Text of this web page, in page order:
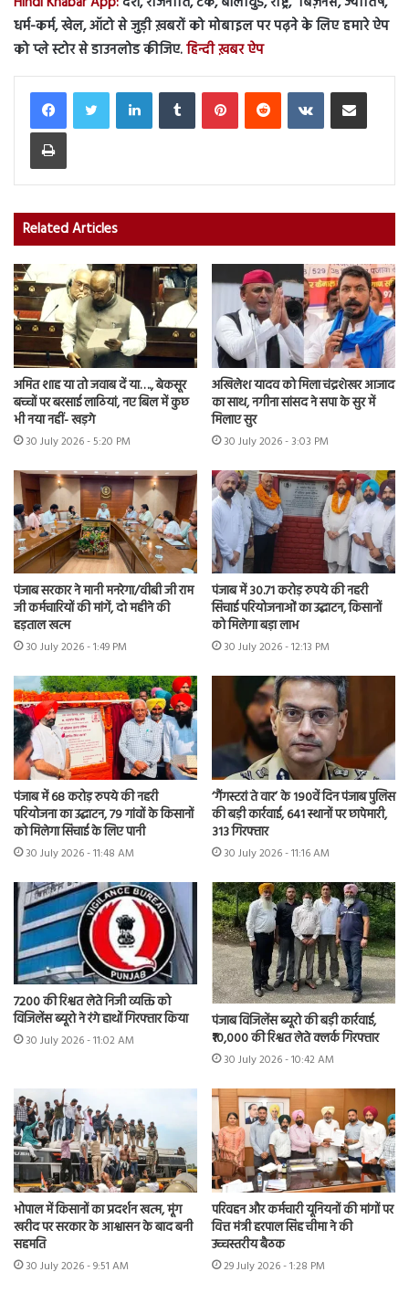
धर्म-कर्म, खेल, ऑटो से जुड़ी ख़बरों को मोबाइल पर पढ़ने के लिए हमारे ऐप
को प्ले स्टोर से डाउनलोड कीजिए.हिन्दी ख़बर ऐप
LinkedInTumblr PinterestReddit VKontakteShare via Email
Print
Related Articles
अमित शाह या तो जवाब दें या…., बेकसूर
बच्चों पर बरसाई लाठियां, नए बिल में कुछ
भी नया नहीं- खड़गे
30 July 2026 - 5:20 PM
अखिलेश यादव को मिला चंद्रशेखर आजाद
का साथ, नगीना सांसद ने सपा के सुर में
मिलाए सुर
30 July 2026 - 3:03 PM
पंजाब सरकार ने मानी मनरेगा/वीबी जी राम
जी कर्मचारियों की मांगें, दो महीने की
हड़ताल खत्म
30 July 2026 - 1:49 PM
पंजाब में 30.71 करोड़ रुपये की नहरी
सिंचाई परियोजनाओं का उद्घाटन, किसानों
को मिलेगा बड़ा लाभ
30 July 2026 - 12:13 PM
पंजाब में 68 करोड़ रुपये की नहरी
परियोजना का उद्घाटन, 79 गांवों के किसानों
को मिलेगा सिंचाई के लिए पानी
30 July 2026 - 11:48 AM
‘गैंगस्टरां ते वार’ के 190वें दिन पंजाब पुलिस
की बड़ी कार्रवाई, 641 स्थानों पर छापेमारी,
313 गिरफ्तार
30 July 2026 - 11:16 AM
7200 की रिश्वत लेते निजी व्यक्ति को
विजिलेंस ब्यूरो ने रंगे हाथों गिरफ्तार किया
30 July 2026 - 11:02 AM
पंजाब विजिलेंस ब्यूरो की बड़ी कार्रवाई,
₹10,000 की रिश्वत लेते क्लर्क गिरफ्तार
30 July 2026 - 10:42 AM
भोपाल में किसानों का प्रदर्शन खत्म, मूंग
खरीद पर सरकार के आश्वासन के बाद बनी
सहमति
30 July 2026 - 9:51 AM
परिवहन और कर्मचारी यूनियनों की मांगों पर
वित्त मंत्री हरपाल सिंह चीमा ने की
उच्चस्तरीय बैठक
29 July 2026 - 1:28 PM